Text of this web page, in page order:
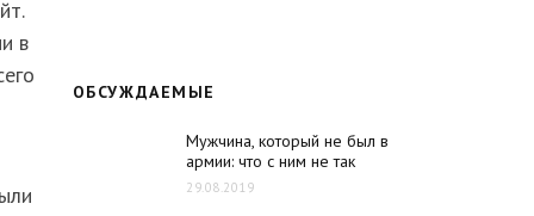
в
ОБСУЖДАЕМЫЕ
Мужчина, который не был в
армии: что с ним не так
29.08.2019